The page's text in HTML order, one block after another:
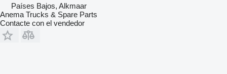
Países Bajos, Alkmaar
Anema Trucks & Spare Parts
Contacte con el vendedor